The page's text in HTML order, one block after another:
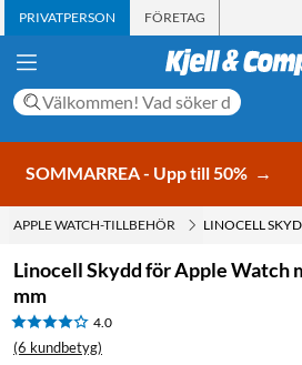
PRIVATPERSON FÖRETAG
SOMMARREA - Upp till 50% →
APPLE WATCH-TILLBEHÖR
Linocell Skydd för Apple Watch
mm
4.0
(6 kundbetyg)